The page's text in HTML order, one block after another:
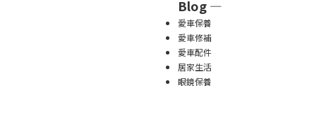
Blog —
愛車保養
愛車修補
愛車配件
居家生活
眼鏡保養